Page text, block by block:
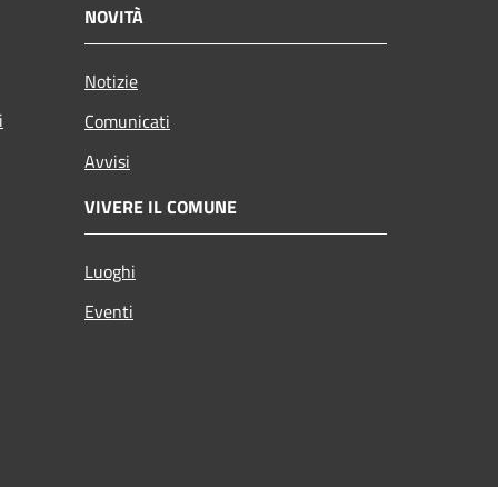
NOVITÀ
Notizie
Comunicati
Avvisi
VIVERE IL COMUNE
Luoghi
Eventi